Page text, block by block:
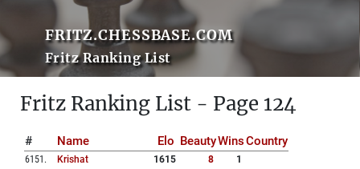
FRITZ.CHESSBASE.COM
Fritz Ranking List
Fritz Ranking List - Page 124
# Name Elo BeautyWinsCountry
6151 . Krishat 1615 8
1